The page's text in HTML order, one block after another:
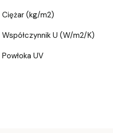
Ciężar (kg/m2)
Współczynnik U (W/m2/K)
Powłoka UV